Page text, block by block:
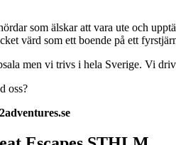
som älskar att vara ute och
värd som ett boende på ett
men vi trivs i hela Sverige. Vi
oss?